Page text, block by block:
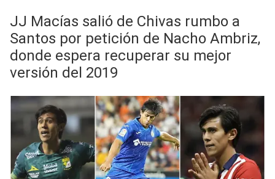
JJ Macías salió de Chivas rumbo a
Santos por petición de Nacho Ambriz,
donde espera recuperar su mejor
versión del 2019